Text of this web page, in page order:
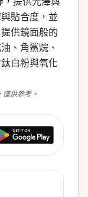
貼合度，並
供鏡面般的
、角鯊烷、
白粉與氧化
僅供參考。